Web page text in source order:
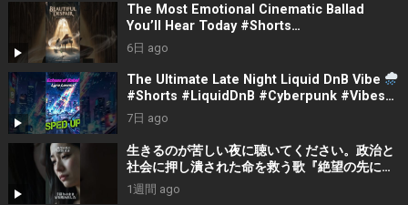
The Most Emotional Cinematic Ballad
You’ll Hear Today #Shorts
#CinematicMusic #EmotionalVibes #Piano
6日 ago
The Ultimate Late Night Liquid DnB Vibe
#Shorts #LiquidDnB #Cyberpunk #Vibes
#ElectronicMusic
7日 ago
生きるのが苦しい夜に聴いてください。政治と
社会に押し潰された命を救う歌『絶望の先に』
#宮田真尋 #社会問題 #日本政治
1週間 ago